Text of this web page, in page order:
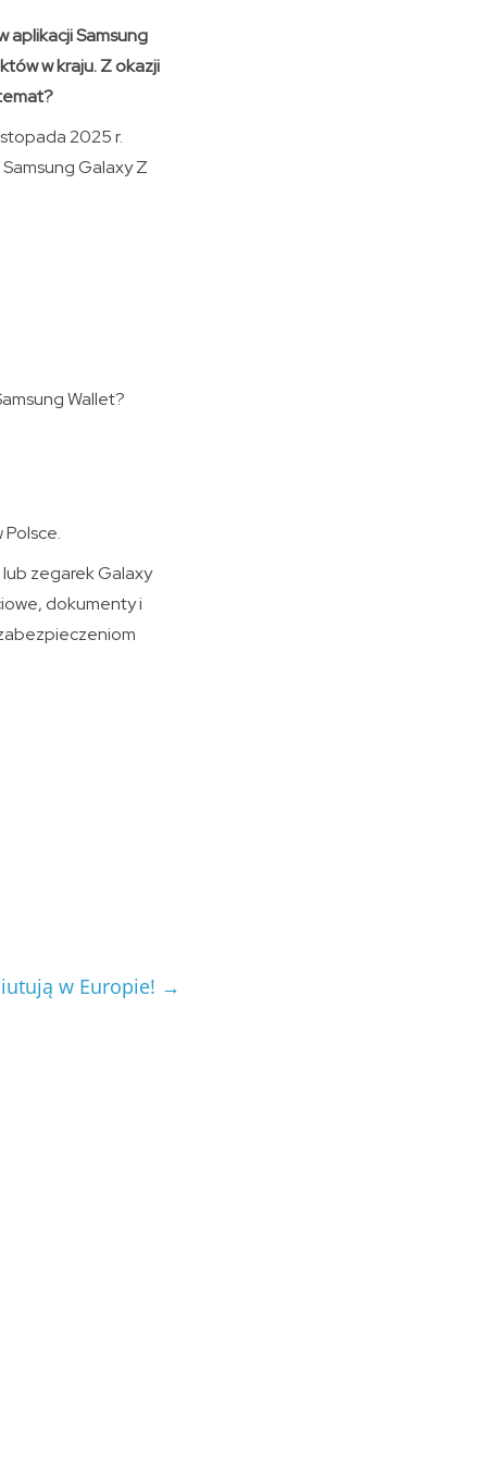
aplikacji Samsung
w kraju. Z okazji
2025 r.
Galaxy Z
Wallet?
Polsce.
zegarek Galaxy
dokumenty i
w Europie! →